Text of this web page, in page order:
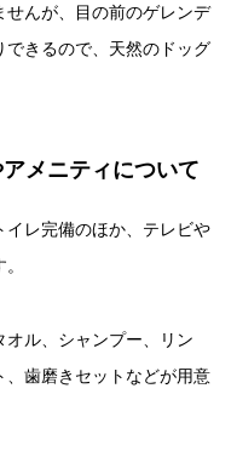
せんが、目の前のゲレンデ
きるので、天然のドッグ
メニティについて
イレ完備のほか、テレビや
ル、シャンプー、リン
、歯磨きセットなどが用意